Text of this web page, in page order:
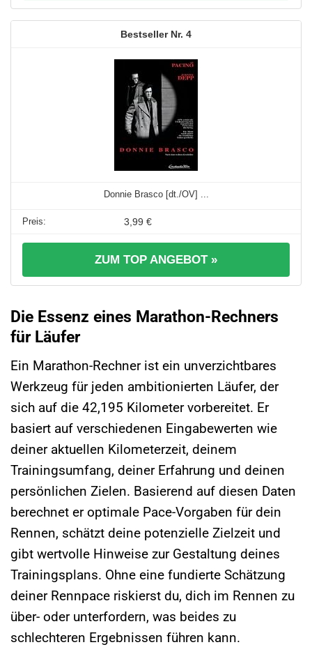
4
Donnie Brasco [dt./OV] ...
3,99 €
ZUM TOP ANGEBOT »
Die Essenz eines Marathon-Rechners
für Läufer
Ein Marathon-Rechner ist ein unverzichtbares
Werkzeug für jeden ambitionierten Läufer, der
sich auf die 42,195 Kilometer vorbereitet. Er
basiert auf verschiedenen Eingabewerten wie
deiner aktuellen Kilometerzeit, deinem
Trainingsumfang, deiner Erfahrung und deinen
persönlichen Zielen. Basierend auf diesen Daten
berechnet er optimale Pace-Vorgaben für dein
Rennen, schätzt deine potenzielle Zielzeit und
gibt wertvolle Hinweise zur Gestaltung deines
Trainingsplans. Ohne eine fundierte Schätzung
deiner Rennpace riskierst du, dich im Rennen zu
über- oder unterfordern, was beides zu
schlechteren Ergebnissen führen kann.